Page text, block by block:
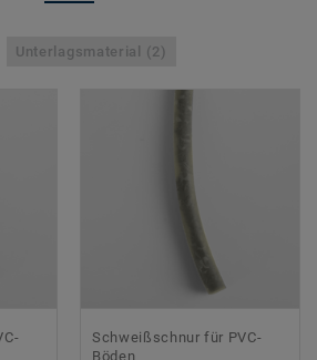
Unterlagsmaterial (2)
Schweißschnur für PVC-
Böden